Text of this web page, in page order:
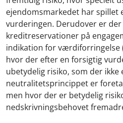
ejendomsmarkedet har spillet
vurderingen. Derudover er
kreditreservationer på
indikation for værdiforringelse
hvor der efter en forsigtig
ubetydelig risiko, som der ikke
neutralitetsprincippet er
men hvor der er betydelig
nedskrivningsbehovet